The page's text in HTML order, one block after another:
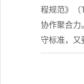
程规范》（
协作聚合力
守标准，又